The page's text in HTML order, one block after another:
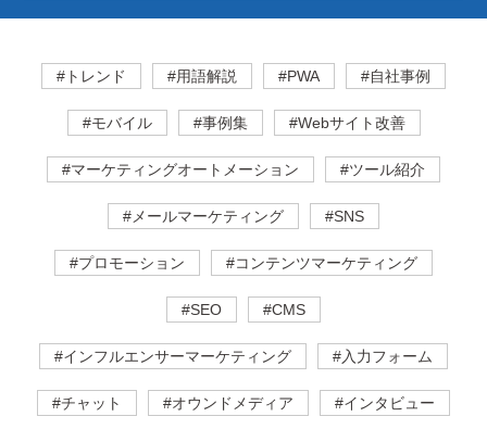
#トレンド #用語解説 #PWA #自社事例
#モバイル #事例集 #Webサイト改善
#マーケティングオートメーション #ツール紹介
#メールマーケティング #SNS
#プロモーション #コンテンツマーケティング
#SEO #CMS
#インフルエンサーマーケティング #入力フォーム
#チャット #オウンドメディア #インタビュー